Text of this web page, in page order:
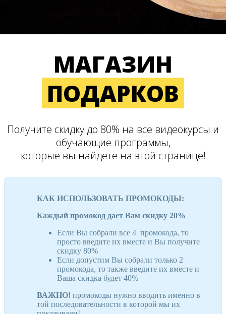
МАГАЗИН
ПОДАРКОВ
Получите скидку до 80% на все видеокурсы и
обучающие программы,
которые вы найдете на этой странице!
КАК ИСПОЛЬЗОВАТЬ ПРОМОКОДЫ:
Каждый промокод дает Вам скидку 20%
Если Вы собрали все 4 промокода, то
просто введите их вместе и Вы получите
скидку 80%
Если допустим Вы собрали только 2
промокода, то также введите их вместе и
Ваша скидка будет 40%
ВАЖНО! промокоды нужно вводить именно в
той последовательности в которой мы их